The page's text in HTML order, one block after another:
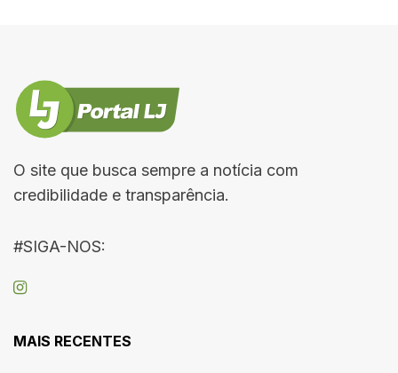
O site que busca sempre a notícia com
credibilidade e transparência.
#SIGA-NOS:
MAIS RECENTES